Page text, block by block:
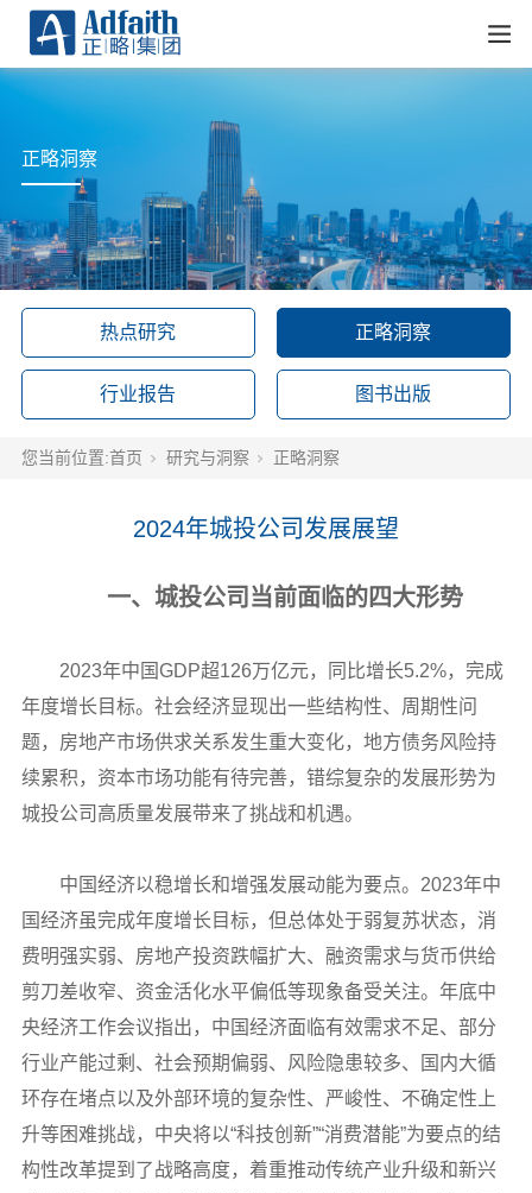
正略洞察
热点研究 正略洞察
行业报告 图书出版
您当前位置:首页 研究与洞察 正略洞察
2024年城投公司发展展望
一、城投公司当前面临的四大形势
2023年中国GDP超126万亿元，同比增长5.2%，完成
年度增长目标。社会经济显现出一些结构性、周期性问
题，房地产市场供求关系发生重大变化，地方债务风险持
续累积，资本市场功能有待完善，错综复杂的发展形势为
城投公司高质量发展带来了挑战和机遇。
中国经济以稳增长和增强发展动能为要点。2023年中
国经济虽完成年度增长目标，但总体处于弱复苏状态，消
费明强实弱、房地产投资跌幅扩大、融资需求与货币供给
剪刀差收窄、资金活化水平偏低等现象备受关注。年底中
央经济工作会议指出，中国经济面临有效需求不足、部分
行业产能过剩、社会预期偏弱、风险隐患较多、国内大循
环存在堵点以及外部环境的复杂性、严峻性、不确定性上
升等困难挑战，中央将以“科技创新”“消费潜能”为要点的结
构性改革提到了战略高度，着重推动传统产业升级和新兴